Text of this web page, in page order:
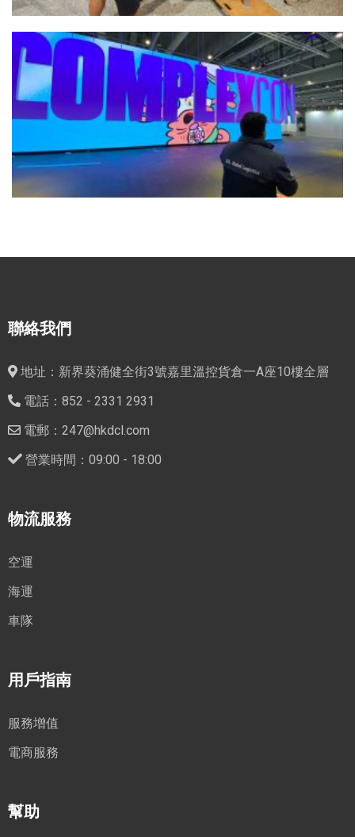
聯絡我們
地址：新界葵涌健全街3號嘉里溫控貨倉一A座10樓全層
電話：852 - 2331 2931
電郵：247@hkdcl.com
營業時間：09:00 - 18:00
物流服務
空運
海運
車隊
用戶指南
服務增值
電商服務
幫助